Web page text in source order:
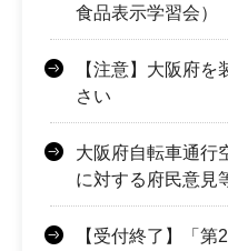
食品表示学習会）
【注意】大阪府
さい
大阪府自転車通行
に対する府民意見
【受付終了】「